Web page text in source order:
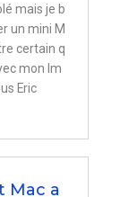
mais je b
un mini M
certain q
mon Im
Eric
Mac a